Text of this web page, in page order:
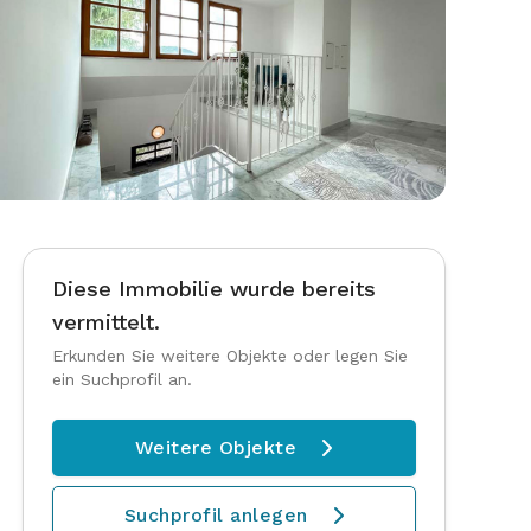
Diese Immobilie wurde bereits
vermittelt.
Erkunden Sie weitere Objekte oder legen Sie
ein Suchprofil an.
Weitere Objekte 
Suchprofil anlegen 